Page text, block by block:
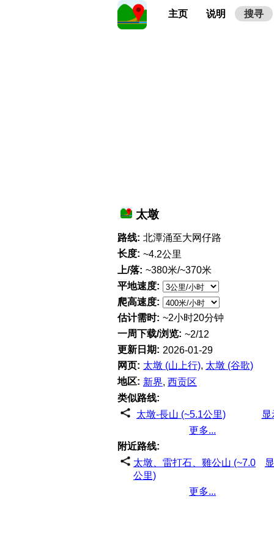
主页 说明 搜寻
太墩
路线: 北潭涌至大网仔路
长度: ~4.2公里
上/落: ~380米/~370米
平地速度:
爬高速度:
估计需时: ~2小时20分钟
一周下载/浏览: ~2/12
更新日期: 2026-01-29
网页: 太墩 (山上行), 太墩 (谷歌)
地区: 新界, 西贡区
类似路线:
太墩-長山 (~5.1公里)
显
更多...
附近路线:
太墩、雷打石、雞公山 (~7.0
公里)
更多...